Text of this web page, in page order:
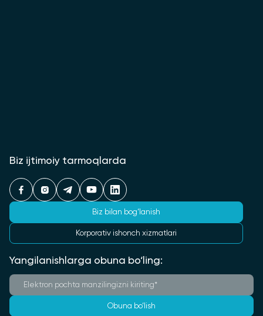
Biz ijtimoiy tarmoqlarda
Biz bilan bog‘lanish
Korporativ ishonch xizmatlari
Yangilanishlarga obuna bo‘ling:
Obuna bo‘lish